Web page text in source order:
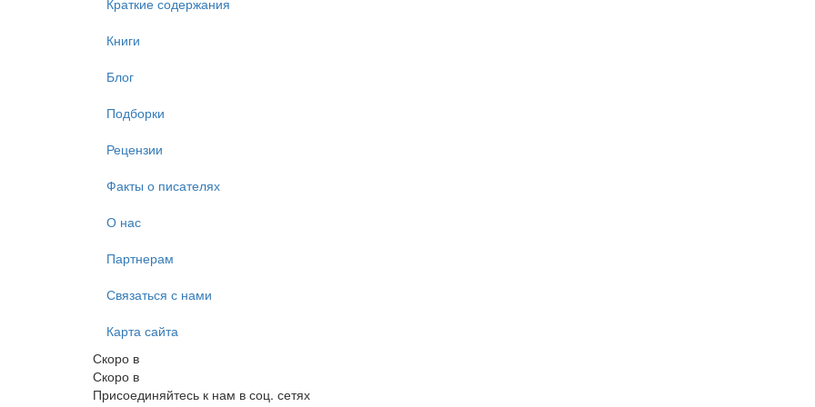
Книги
Блог
Подборки
Рецензии
Факты о писателях
О нас
Партнерам
Связаться с нами
Карта сайта
Скоро в
Скоро в
Присоединяйтесь к нам в соц. сетях